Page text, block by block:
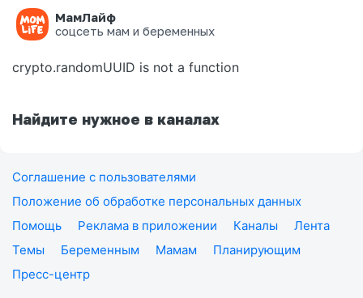
МамЛайф
соцсеть мам и беременных
Ошибка на странице
crypto.randomUUID is not a function
Найдите нужное в каналах
Соглашение с пользователями
Положение об обработке персональных данных
Помощь
Реклама в приложении Каналы
Лента
Темы
Беременным Мамам
Планирующим
Пресс-центр